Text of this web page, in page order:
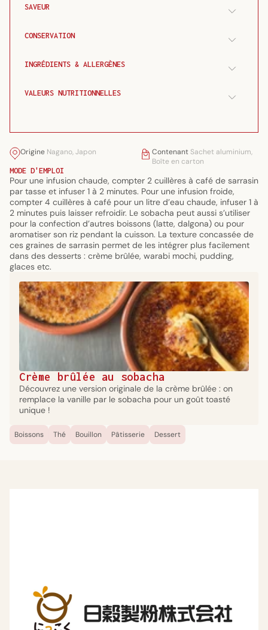
SAVEUR
CONSERVATION
INGRÉDIENTS & ALLERGÈNES
VALEURS NUTRITIONNELLES
Origine Nagano, Japon Contenant Sachet aluminium,
Boîte en carton
MODE D'EMPLOI
Pour une infusion chaude, compter 2 cuillères à café de sarrasin
par tasse et infuser 1 à 2 minutes. Pour une infusion froide,
compter 4 cuillères à café pour un litre d’eau chaude, infuser 1 à
2 minutes puis laisser refroidir. Le sobacha peut aussi s’utiliser
pour la confection d’autres boissons (latte, dalgona) ou pour
aromatiser son riz pendant la cuisson. La texture concassée de
ces graines de sarrasin permet de les intégrer plus facilement
dans des desserts : crème brûlée, warabi mochi, pudding,
glaces etc.
Crème brûlée au sobacha
Découvrez une version originale de la crème brûlée : on
remplace la vanille par le sobacha pour un goût toasté
unique !
Boissons Thé Bouillon Pâtisserie Dessert